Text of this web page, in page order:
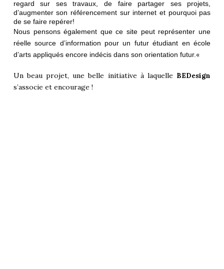
regard sur ses travaux, de faire partager ses projets,
d’augmenter son référencement sur internet et pourquoi pas
de se faire repérer!
Nous pensons également que ce site peut représenter une
réelle source d’information pour un futur étudiant en école
d’arts appliqués encore indécis dans son orientation futur.«
Un beau projet, une belle initiative à laquelle BEDesign
s’associe et encourage !